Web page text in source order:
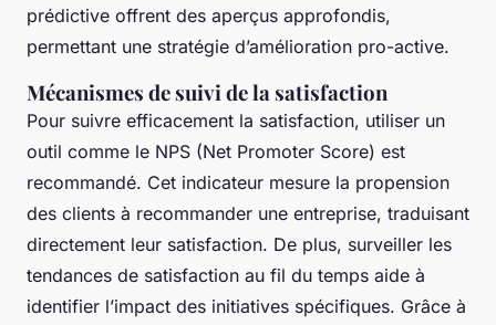
prédictive offrent des aperçus approfondis,
permettant une stratégie d’amélioration pro-active.
Mécanismes de suivi de la satisfaction
Pour suivre efficacement la satisfaction, utiliser un
outil comme le NPS (Net Promoter Score) est
recommandé. Cet indicateur mesure la propension
des clients à recommander une entreprise, traduisant
directement leur satisfaction. De plus, surveiller les
tendances de satisfaction au fil du temps aide à
identifier l’impact des initiatives spécifiques. Grâce à